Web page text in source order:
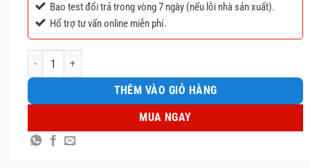
Bao test đổi trả trong vòng 7 ngày (nếu lỗi nhà sản xuất).
Hổ trợ tư vấn online miễn phí.
Thay loa macbook số lượng
THÊM VÀO GIỎ HÀNG
MUA NGAY